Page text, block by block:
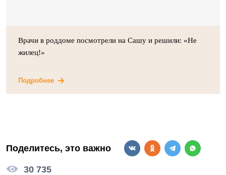
Врачи в роддоме посмотрели на Сашу и решили: «Не
жилец!»
Подробнее
Поделитесь, это важно
30 735